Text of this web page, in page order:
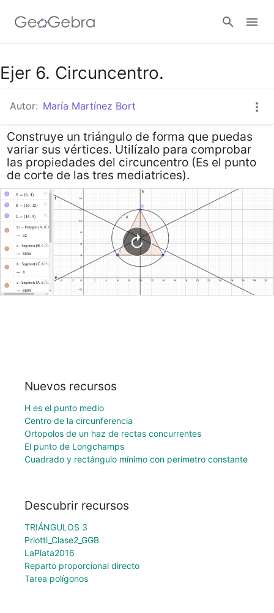
Google Classroom
GeoGebra Classroom
Abrir sesión
Ejer 6. Circuncentro.
Autor: María Martínez Bort
Construye un triángulo de forma que puedas
variar sus vértices. Utilízalo para comprobar
las propiedades del circuncentro (Es el punto
de corte de las tres mediatrices).
Nuevos recursos
H es el punto medio
Centro de la circunferencia
Ortopolos de un haz de rectas concurrentes
El punto de Longchamps
Cuadrado y rectángulo mínimo con perímetro constante
Descubrir recursos
TRIÁNGULOS 3
Priotti_Clase2_GGB
LaPlata2016
Reparto proporcional directo
Tarea polígonos